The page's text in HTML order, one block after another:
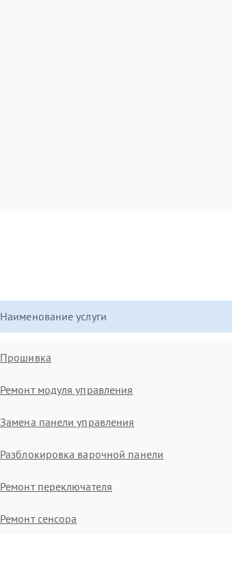
Наименование услуги
Прошивка
Ремонт модуля управления
Замена панели управления
Разблокировка варочной панели
Ремонт переключателя
Ремонт сенсора